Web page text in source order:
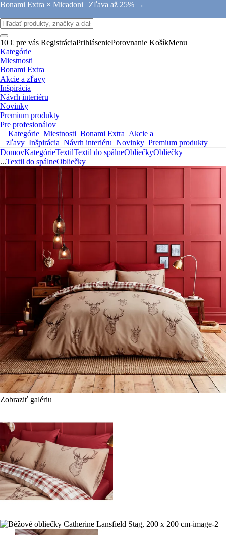
Bonami Extra × Micadoni | Zľava až 25% →
10 € pre vás RegistráciaPrihláseniePorovnanie KošíkMenu
Kategórie
Miestnosti
Bonami Extra
Akcie a zľavy
Inšpirácia
Návrh interiéru
Novinky
Premium produkty
Pre profesionálov
Kategórie Miestnosti Bonami Extra Akcie a
zľavy Inšpirácia Návrh interiéru Novinky Premium produkty
DomovKategórieTextilTextil do spálneObliečkyObliečky
...Textil do spálneObliečky
Zobraziť galériu